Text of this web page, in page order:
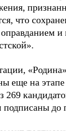
что
еще на
269
подписаны до